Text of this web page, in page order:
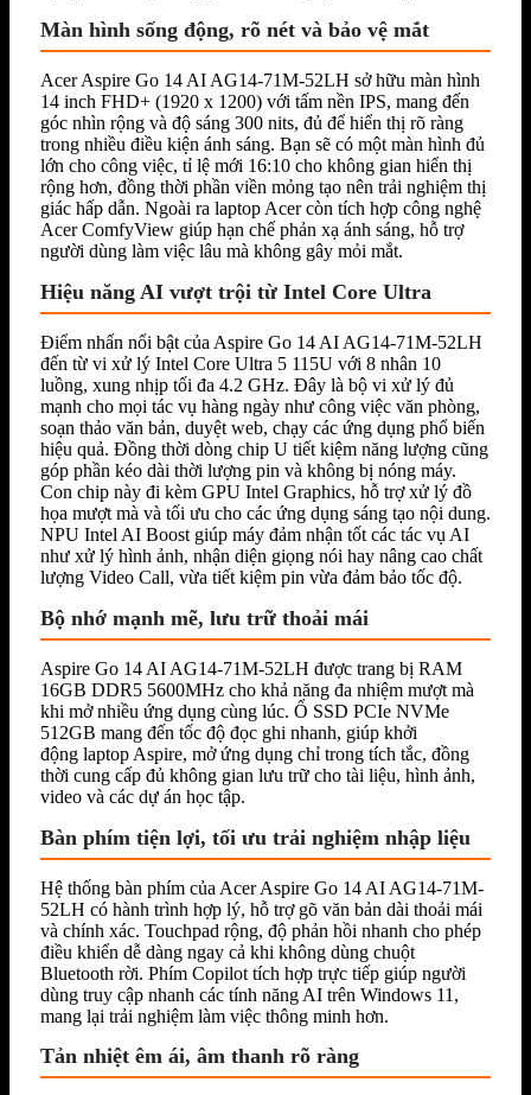
Màn hình sống động, rõ nét và bảo vệ mắt
Acer Aspire Go 14 AI AG14-71M-52LH sở hữu màn hình
14 inch FHD+ (1920 x 1200) với tấm nền IPS, mang đến
góc nhìn rộng và độ sáng 300 nits, đủ để hiển thị rõ ràng
trong nhiều điều kiện ánh sáng. Bạn sẽ có một màn hình đủ
lớn cho công việc, tỉ lệ mới 16:10 cho không gian hiển thị
rộng hơn, đồng thời phần viền mỏng tạo nên trải nghiệm thị
giác hấp dẫn. Ngoài ra laptop Acer còn tích hợp công nghệ
Acer ComfyView giúp hạn chế phản xạ ánh sáng, hỗ trợ
người dùng làm việc lâu mà không gây mỏi mắt.
Hiệu năng AI vượt trội từ Intel Core Ultra
Điểm nhấn nổi bật của Aspire Go 14 AI AG14-71M-52LH
đến từ vi xử lý Intel Core Ultra 5 115U với 8 nhân 10
luồng, xung nhịp tối đa 4.2 GHz. Đây là bộ vi xử lý đủ
mạnh cho mọi tác vụ hàng ngày như công việc văn phòng,
soạn thảo văn bản, duyệt web, chạy các ứng dụng phổ biến
hiệu quả. Đồng thời dòng chip U tiết kiệm năng lượng cũng
góp phần kéo dài thời lượng pin và không bị nóng máy.
Con chip này đi kèm GPU Intel Graphics, hỗ trợ xử lý đồ
họa mượt mà và tối ưu cho các ứng dụng sáng tạo nội dung.
NPU Intel AI Boost giúp máy đảm nhận tốt các tác vụ AI
như xử lý hình ảnh, nhận diện giọng nói hay nâng cao chất
lượng Video Call, vừa tiết kiệm pin vừa đảm bảo tốc độ.
Bộ nhớ mạnh mẽ, lưu trữ thoải mái
Aspire Go 14 AI AG14-71M-52LH được trang bị RAM
16GB DDR5 5600MHz cho khả năng đa nhiệm mượt mà
khi mở nhiều ứng dụng cùng lúc. Ổ SSD PCIe NVMe
512GB mang đến tốc độ đọc ghi nhanh, giúp khởi
động laptop Aspire, mở ứng dụng chỉ trong tích tắc, đồng
thời cung cấp đủ không gian lưu trữ cho tài liệu, hình ảnh,
video và các dự án học tập.
Bàn phím tiện lợi, tối ưu trải nghiệm nhập liệu
Hệ thống bàn phím của Acer Aspire Go 14 AI AG14-71M-
52LH có hành trình hợp lý, hỗ trợ gõ văn bản dài thoải mái
và chính xác. Touchpad rộng, độ phản hồi nhanh cho phép
điều khiển dễ dàng ngay cả khi không dùng chuột
Bluetooth rời. Phím Copilot tích hợp trực tiếp giúp người
dùng truy cập nhanh các tính năng AI trên Windows 11,
mang lại trải nghiệm làm việc thông minh hơn.
Tản nhiệt êm ái, âm thanh rõ ràng